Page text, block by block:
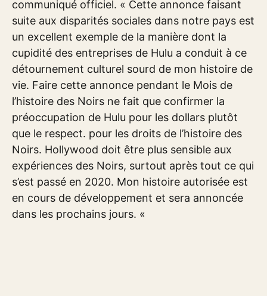
communiqué officiel. « Cette annonce faisant
suite aux disparités sociales dans notre pays est
un excellent exemple de la manière dont la
cupidité des entreprises de Hulu a conduit à ce
détournement culturel sourd de mon histoire de
vie. Faire cette annonce pendant le Mois de
l’histoire des Noirs ne fait que confirmer la
préoccupation de Hulu pour les dollars plutôt
que le respect. pour les droits de l’histoire des
Noirs. Hollywood doit être plus sensible aux
expériences des Noirs, surtout après tout ce qui
s’est passé en 2020. Mon histoire autorisée est
en cours de développement et sera annoncée
dans les prochains jours. «